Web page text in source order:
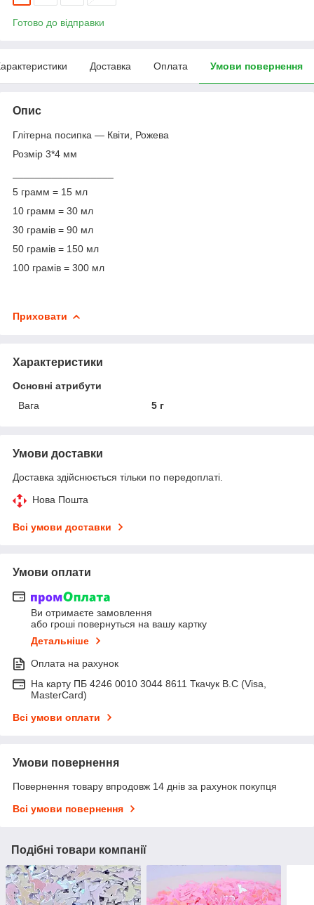
Готово до відправки
Доставка Оплата Умови повернення
Опис
Глітерна посипка — Квіти, Рожева
Розмір 3*4 мм
5 грамм = 15 мл
10 грамм = 30 мл
30 грамів = 90 мл
50 грамів = 150 мл
100 грамів = 300 мл
Приховати
Характеристики
Основні атрибути
Вага
5 г
Умови доставки
Доставка здійснюється тільки по передоплаті.
Нова Пошта
Всі умови доставки
Умови оплати
Ви отримаєте замовлення
або гроші повернуться на вашу картку
Детальніше
Оплата на рахунок
На карту ПБ 4246 0010 3044 8611 Ткачук В.С (Visa,
MasterCard)
Всі умови оплати
Умови повернення
Повернення товару впродовж 14 днів за рахунок покупця
Всі умови повернення
Подібні товари компанії